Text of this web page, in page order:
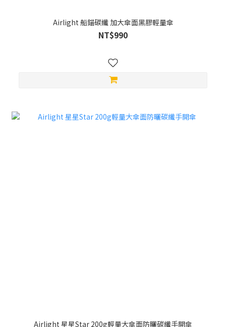
Airlight 船錨碳纖 加大傘面黑膠輕量傘
NT$990
Airlight 星星Star 200g輕量大傘面防曬碳纖手開傘